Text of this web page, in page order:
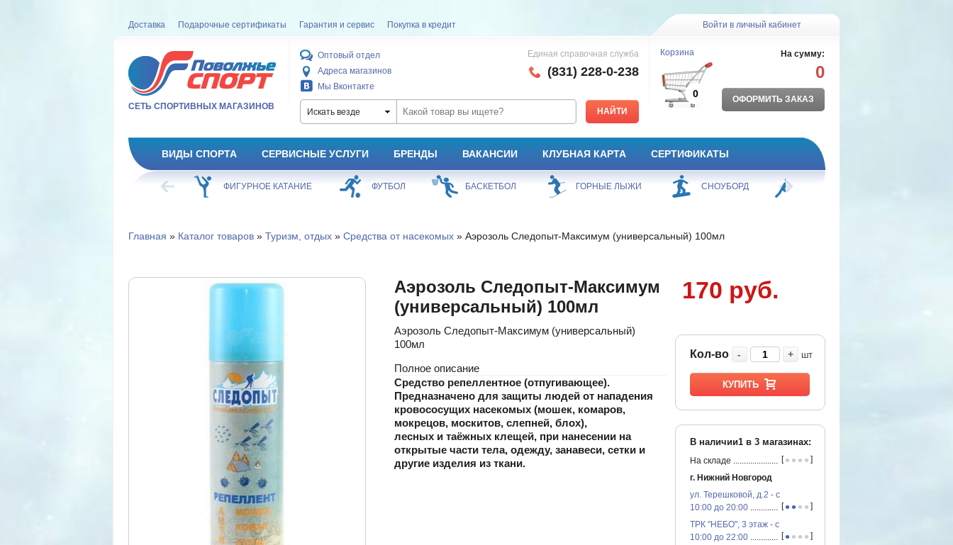
Доставка Подарочные сертификаты Гарантия и сервис Покупка в кредит Войти в личный кабинет
СЕТЬ СПОРТИВНЫХ МАГАЗИНОВ
Оптовый отдел
Адреса магазинов
Мы Вконтакте
Единая справочная служба
(831) 228-0-238
Искать везде
Корзина
0
На сумму:
0
ОФОРМИТЬ ЗАКАЗ
ВИДЫ СПОРТА СЕРВИСНЫЕ УСЛУГИ БРЕНДЫ ВАКАНСИИ КЛУБНАЯ КАРТА СЕРТИФИКАТЫ
ХОККЕЙ ФИГУРНОЕ КАТАНИЕ ФУТБОЛ БАСКЕТБОЛ ГОРНЫЕ ЛЫЖИ СНОУБОРД
Главная » Каталог товаров» Туризм, отдых» Средства от насекомых» Аэрозоль Следопыт-Максимум (универсальный) 100мл
Аэрозоль Следопыт-Максимум
(универсальный) 100мл
Аэрозоль Следопыт-Максимум (универсальный)
100мл
Полное описание
Средство репеллентное (отпугивающее).
Предназначено для защиты людей от нападения
кровососущих насекомых (мошек, комаров,
мокрецов, москитов, слепней, блох),
лесных и таёжных клещей, при нанесении на
открытые части тела, одежду, занавеси, сетки и
другие изделия из ткани.
170 руб.
Кол-во - + шт
КУПИТЬ
В наличии1 в 3магазинах:
На складе ...............................................
[•••• ]
г. Нижний Новгород
ул. Терешковой, д.2 - с
10:00 до 20:00...............................................
[•••• ]
ТРК "НЕБО", 3 этаж - с
10:00 до 22:00...............................................
[•••• ]